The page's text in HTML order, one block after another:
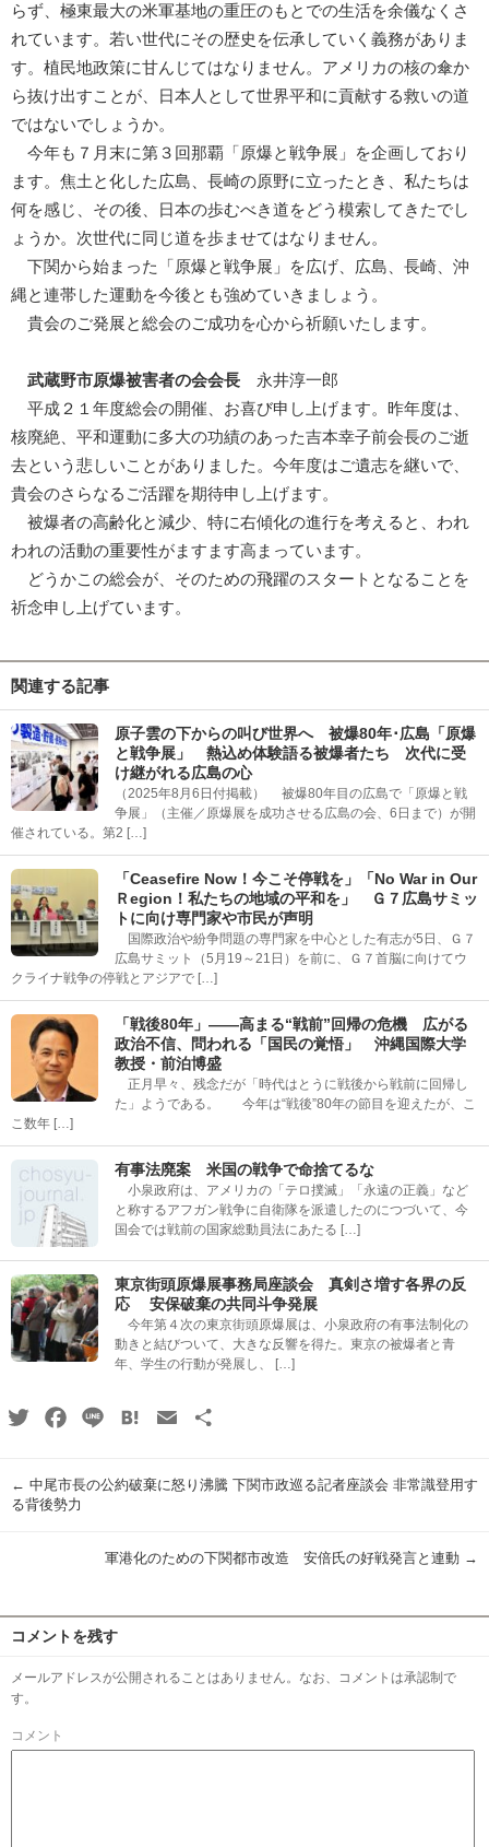
らず、極東最大の米軍基地の重圧のもとでの生活を余儀なくさ
れています。若い世代にその歴史を伝承していく義務がありま
す。植民地政策に甘んじてはなりません。アメリカの核の傘か
ら抜け出すことが、日本人として世界平和に貢献する救いの道
ではないでしょうか。
今年も７月末に第３回那覇「原爆と戦争展」を企画しており
ます。焦土と化した広島、長崎の原野に立ったとき、私たちは
何を感じ、その後、日本の歩むべき道をどう模索してきたでし
ょうか。次世代に同じ道を歩ませてはなりません。
下関から始まった「原爆と戦争展」を広げ、広島、長崎、沖
縄と連帯した運動を今後とも強めていきましょう。
貴会のご発展と総会のご成功を心から祈願いたします。
武蔵野市原爆被害者の会会長 永井淳一郎
平成２１年度総会の開催、お喜び申し上げます。昨年度は、
核廃絶、平和運動に多大の功績のあった吉本幸子前会長のご逝
去という悲しいことがありました。今年度はご遺志を継いで、
貴会のさらなるご活躍を期待申し上げます。
被爆者の高齢化と減少、特に右傾化の進行を考えると、われ
われの活動の重要性がますます高まっています。
どうかこの総会が、そのための飛躍のスタートとなることを
祈念申し上げています。
関連する記事
原子雲の下からの叫び世界へ 被爆80年･広島「原爆
と戦争展」 熱込め体験語る被爆者たち 次代に受
け継がれる広島の心
（2025年8月6日付掲載） 被爆80年目の広島で「原爆と戦
争展」（主催／原爆展を成功させる広島の会、6日まで）が開
催されている。第2 […]
「Ceasefire Now！今こそ停戦を」「No War in Our
Ｒegion！私たちの地域の平和を」 Ｇ７広島サミッ
トに向け専門家や市民が声明
国際政治や紛争問題の専門家を中心とした有志が5日、Ｇ７
広島サミット（5月19～21日）を前に、Ｇ７首脳に向けてウ
クライナ戦争の停戦とアジアで […]
「戦後80年」――高まる“戦前”回帰の危機 広がる
政治不信、問われる「国民の覚悟」 沖縄国際大学
教授・前泊博盛
正月早々、残念だが「時代はとうに戦後から戦前に回帰し
た」ようである。 今年は“戦後”80年の節目を迎えたが、こ
こ数年 […]
有事法廃案 米国の戦争で命捨てるな
小泉政府は、アメリカの「テロ撲滅」「永遠の正義」など
と称するアフガン戦争に自衛隊を派遣したのにつづいて、今
国会では戦前の国家総動員法にあたる […]
東京街頭原爆展事務局座談会 真剣さ増す各界の反
応 安保破棄の共同斗争発展
今年第４次の東京街頭原爆展は、小泉政府の有事法制化の
動きと結びついて、大きな反響を得た。東京の被爆者と青
年、学生の行動が発展し、 […]
TwitterFacebook
Line HatenaEmail
← 中尾市長の公約破棄に怒り沸騰 下関市政巡る記者座談会 非常識登用す
る背後勢力
軍港化のための下関都市改造 安倍氏の好戦発言と連動 →
コメントを残す
メールアドレスが公開されることはありません。なお、コメントは承認制で
す。
コメント